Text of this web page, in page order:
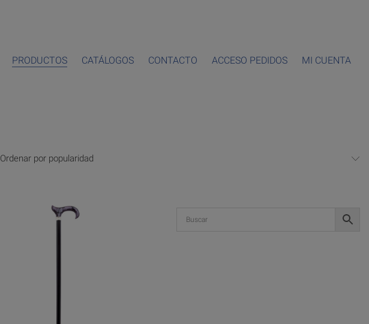
PRODUCTOS CATÁLOGOS CONTACTO ACCESO PEDIDOS MI CUENTA
Ordenar por popularidad